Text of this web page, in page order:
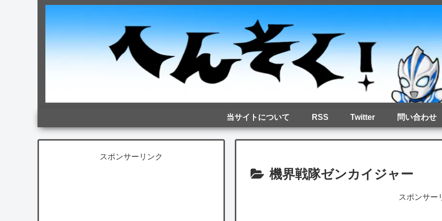
当サイトについて RSS Twitter 問い合わせ
機界戦隊ゼンカイジャー
スポンサー
スポンサーリンク